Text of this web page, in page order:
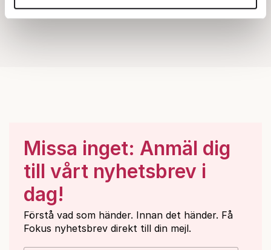
annons- och analysföretag som vi samarbetar med.
Missa inget: Anmäl dig
till vårt nyhetsbrev i
dag!
Förstå vad som händer. Innan det händer. Få
Fokus nyhetsbrev direkt till din mejl.